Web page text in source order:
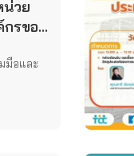
น่วย
รของ
มือและ